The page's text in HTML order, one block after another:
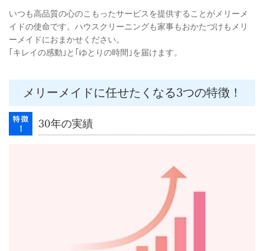
いつも高品質の心のこもったサービスを提供することがメリーメ
イドの使命です。ハウスクリーニングも家事もおかたづけもメリ
ーメイドにおまかせください。
｢キレイの感動｣と｢ゆとりの時間｣を届けます。
メリーメイドに任せたくなる3つの特徴！
30年の実績